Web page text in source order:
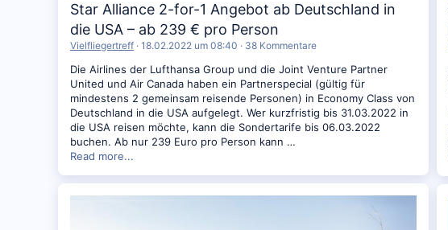
Star Alliance 2-for-1 Angebot ab Deutschland in
die USA – ab 239 € pro Person
Vielfliegertreff 18.02.2022 um 08:40 38 Kommentare
Die Airlines der Lufthansa Group und die Joint Venture Partner
United und Air Canada haben ein Partnerspecial (gültig für
mindestens 2 gemeinsam reisende Personen) in Economy Class von
Deutschland in die USA aufgelegt. Wer kurzfristig bis 31.03.2022 in
die USA reisen möchte, kann die Sondertarife bis 06.03.2022
buchen. Ab nur 239 Euro pro Person kann …
Read more...